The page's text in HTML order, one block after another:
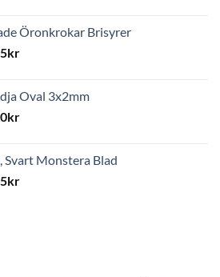
Öronkrokar Brisyrer
kr
Oval 3x2mm
kr
Svart Monstera Blad
kr